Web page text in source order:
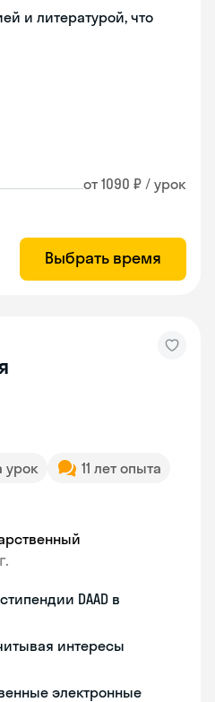
и литературой, что
от 1090 ₽ / урок
Выбрать время
урок
11 лет опыта
DAAD в
интересы
электронные